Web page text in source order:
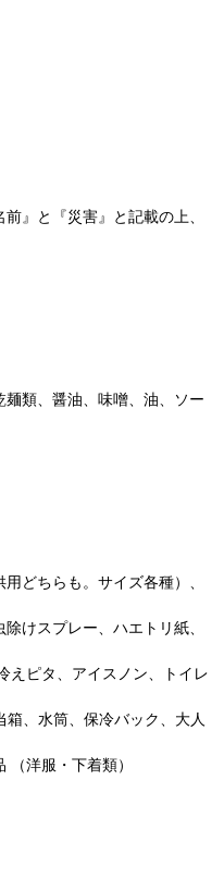
』と『災害』と記載の上、
類、醤油、味噌、油、ソー
どちらも。サイズ各種）、
けスプレー、ハエトリ紙、
えピタ、アイスノン、トイレ
、水筒、保冷バック、大人
（洋服・下着類）